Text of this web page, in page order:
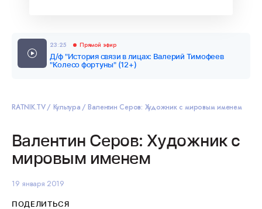
23:25 Прямой эфир
Д/ф "История связи в лицах: Валерий Тимофеев
"Колесо фортуны" (12+)
RATNIK.TV Культура Валентин Серов: Художник с мировым именем
Валентин Серов: Художник с
мировым именем
19 января 2019
ПОДЕЛИТЬСЯ